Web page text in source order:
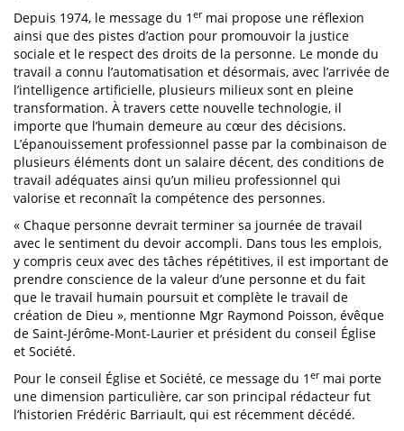
Depuis 1974, le message du 1 ermai propose une réflexion
ainsi que des pistes d’action pour promouvoir la justice
sociale et le respect des droits de la personne. Le monde du
travail a connu l’automatisation et désormais, avec l’arrivée de
l’intelligence artificielle, plusieurs milieux sont en pleine
transformation. À travers cette nouvelle technologie, il
importe que l’humain demeure au cœur des décisions.
L’épanouissement professionnel passe par la combinaison de
plusieurs éléments dont un salaire décent, des conditions de
travail adéquates ainsi qu’un milieu professionnel qui
valorise et reconnaît la compétence des personnes.
« Chaque personne devrait terminer sa journée de travail
avec le sentiment du devoir accompli. Dans tous les emplois,
y compris ceux avec des tâches répétitives, il est important de
prendre conscience de la valeur d’une personne et du fait
que le travail humain poursuit et complète le travail de
création de Dieu », mentionne Mgr Raymond Poisson, évêque
de Saint-Jérôme-Mont-Laurier et président du conseil Église
et Société.
Pour le conseil Église et Société, ce message du 1 ermai porte
une dimension particulière, car son principal rédacteur fut
l’historien Frédéric Barriault, qui est récemment décédé.